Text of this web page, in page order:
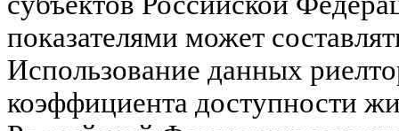
показателями может
Использование данных
коэффициента доступности